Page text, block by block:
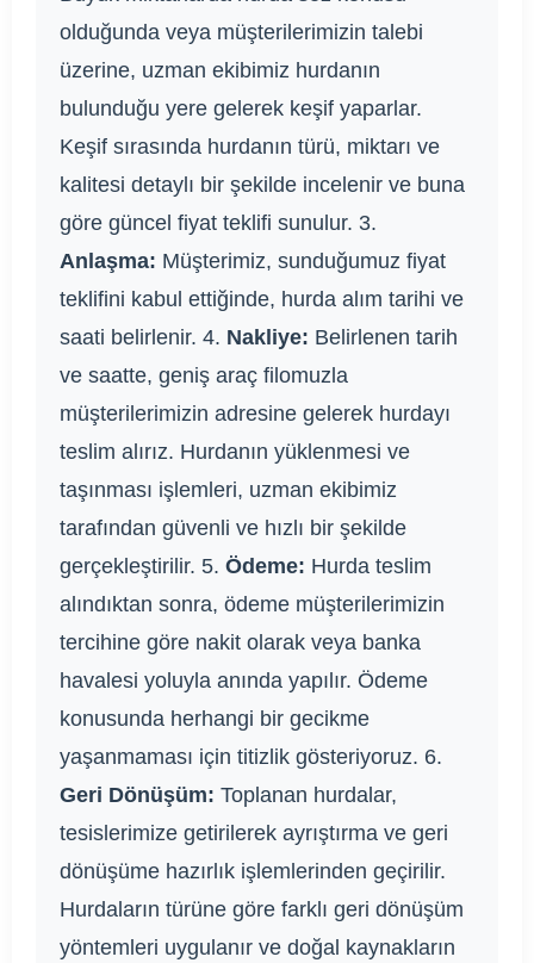
olduğunda veya müşterilerimizin talebi
üzerine, uzman ekibimiz hurdanın
bulunduğu yere gelerek keşif yaparlar.
Keşif sırasında hurdanın türü, miktarı ve
kalitesi detaylı bir şekilde incelenir ve buna
göre güncel fiyat teklifi sunulur. 3.
Anlaşma: Müşterimiz, sunduğumuz fiyat
teklifini kabul ettiğinde, hurda alım tarihi ve
saati belirlenir. 4. Nakliye: Belirlenen tarih
ve saatte, geniş araç filomuzla
müşterilerimizin adresine gelerek hurdayı
teslim alırız. Hurdanın yüklenmesi ve
taşınması işlemleri, uzman ekibimiz
tarafından güvenli ve hızlı bir şekilde
gerçekleştirilir. 5. Ödeme: Hurda teslim
alındıktan sonra, ödeme müşterilerimizin
tercihine göre nakit olarak veya banka
havalesi yoluyla anında yapılır. Ödeme
konusunda herhangi bir gecikme
yaşanmaması için titizlik gösteriyoruz. 6.
Geri Dönüşüm: Toplanan hurdalar,
tesislerimize getirilerek ayrıştırma ve geri
dönüşüme hazırlık işlemlerinden geçirilir.
Hurdaların türüne göre farklı geri dönüşüm
yöntemleri uygulanır ve doğal kaynakların